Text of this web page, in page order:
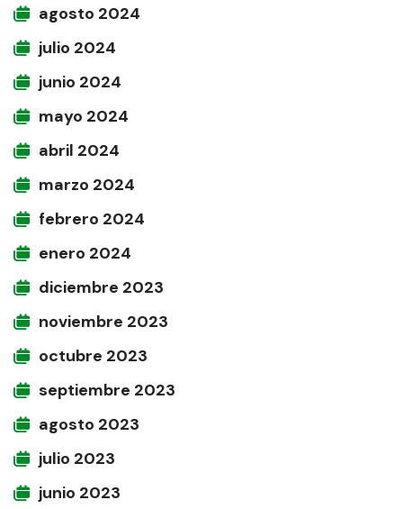
agosto 2024
julio 2024
junio 2024
mayo 2024
abril 2024
marzo 2024
febrero 2024
enero 2024
diciembre 2023
noviembre 2023
octubre 2023
septiembre 2023
agosto 2023
julio 2023
junio 2023